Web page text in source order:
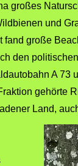
großes
und
große
den
A 73
gehörte
Land,